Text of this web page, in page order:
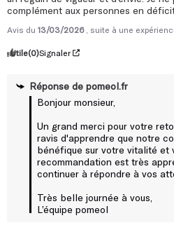
vitalité, leur confiance et leur
prenant soin de leur santé
complément aux personnes en déficit
Avis du 13/03/2026 , suite à une
Utile(0)Signaler
Réponse de pomeol.fr
Bonjour monsieur,
Un grand merci pour votre
ravis d'apprendre que notre
bénéfique sur votre vitalité et
recommandation est très
continuer à répondre à vos
Très belle journée à vous,
L’équipe pomeol